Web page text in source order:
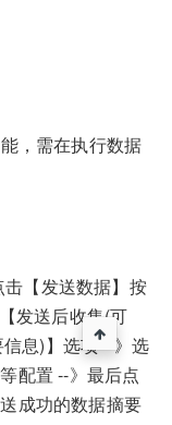
，需在执行数据
【发送数据】按
发送后收集(可
息)】选项 --》选
配置 --》最后点
成功的数据摘要